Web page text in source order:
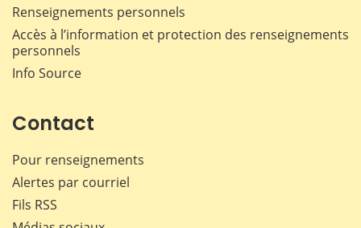
Renseignements personnels
Accès à l’information et protection des renseignements
personnels
Info Source
Contact
Pour renseignements
Alertes par courriel
Fils RSS